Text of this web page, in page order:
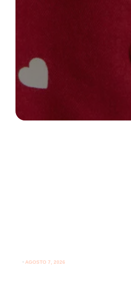
⋅ AGOSTO 7, 2026